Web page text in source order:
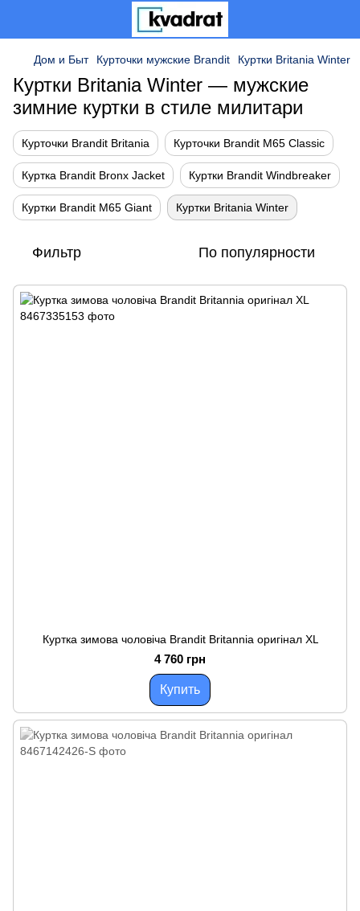
Дом и Быт Курточки мужские Brandit Куртки Britania Winter
Куртки Britania Winter — мужские
зимние куртки в стиле милитари
Курточки Brandit Britania Курточки Brandit M65 Classic
Куртка Brandit Bronx Jacket Куртки Brandit Windbreaker
Куртки Brandit M65 Giant Куртки Britania Winter
Фильтр По популярности
Куртка зимова чоловіча Brandit Britannia оригінал XL
4 760 грн
Купить